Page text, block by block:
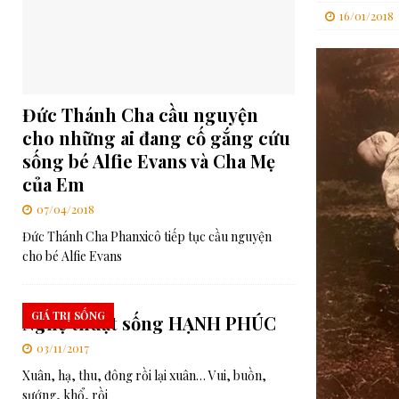
RMG – Thư gửi Quý đặc trách các Nhóm Gia
Lễ tuyên phong Chân phước cho cha Elia
Ý cầu nguyện của Đức Thánh Cha trong tháng
16/01/2018
Đức Thánh Cha cầu nguyện
cho những ai đang cố gắng cứu
sống bé Alfie Evans và Cha Mẹ
của Em
07/04/2018
Đức Thánh Cha Phanxicô tiếp tục cầu nguyện
cho bé Alfie Evans
Nghệ thuật sống HẠNH PHÚC
GIÁ TRỊ SỐNG
03/11/2017
Xuân, hạ, thu, đông rồi lại xuân… Vui, buồn,
sướng, khổ, rồi